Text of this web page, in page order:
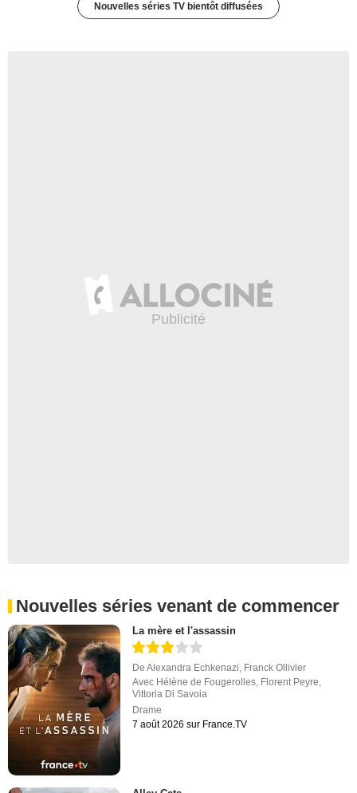
Nouvelles séries TV bientôt diffusées
Nouvelles séries venant de commencer
La mère et l'assassin
DeAlexandra Echkenazi, Franck Ollivier
Avec Hélène de Fougerolles, Florent Peyre,
Vittoria Di Savoia
Drame
7 août 2026 sur France.TV